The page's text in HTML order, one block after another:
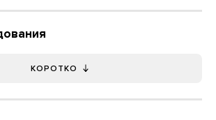
КОРОТКО